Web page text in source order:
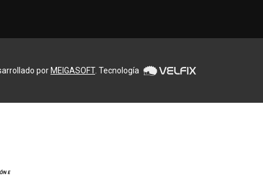
por MEIGASOFT. Tecnología